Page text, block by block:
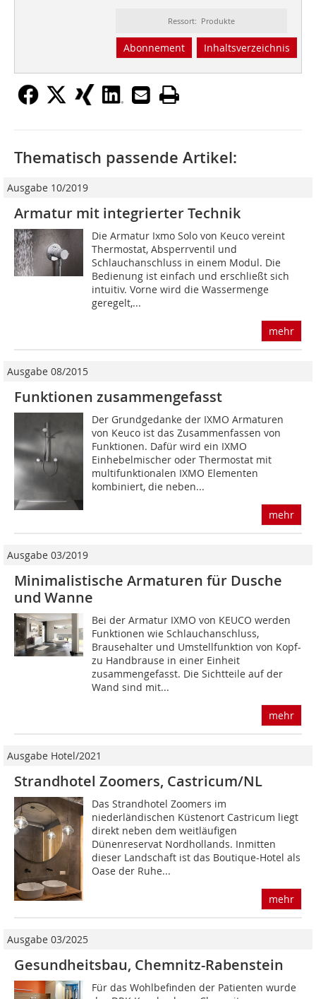
Ressort: Produkte
Abonnement Inhaltsverzeichnis
Thematisch passende Artikel:
Ausgabe 10/2019
Armatur mit integrierter Technik
Die Armatur Ixmo Solo von Keuco vereint
Thermostat, Absperrventil und
Schlauchanschluss in einem Modul. Die
Bedienung ist einfach und erschließt sich
intuitiv. Vorne wird die Wassermenge
geregelt,...
mehr
Ausgabe 08/2015
Funktionen zusammengefasst
Der Grundgedanke der IXMO Armaturen
von Keuco ist das Zusammenfassen von
Funktionen. Dafür wird ein IXMO
Einhebelmischer oder Thermostat mit
multifunktionalen IXMO Elementen
kombiniert, die neben...
mehr
Ausgabe 03/2019
Minimalistische Armaturen für Dusche
und Wanne
Bei der Armatur IXMO von KEUCO werden
Funktionen wie Schlauchanschluss,
Brausehalter und Umstellfunktion von Kopf-
zu Handbrause in einer Einheit
zusammengefasst. Die Sichtteile auf der
Wand sind mit...
mehr
Ausgabe Hotel/2021
Strandhotel Zoomers, Castricum/NL
Das Strandhotel Zoomers im
niederländischen Küstenort Castricum liegt
direkt neben dem weitläufigen
Dünenreservat Nordhollands. Inmitten
dieser Landschaft ist das Boutique-Hotel als
Oase der Ruhe...
mehr
Ausgabe 03/2025
Gesundheitsbau, Chemnitz-Rabenstein
Für das Wohlbefinden der Patienten wurde